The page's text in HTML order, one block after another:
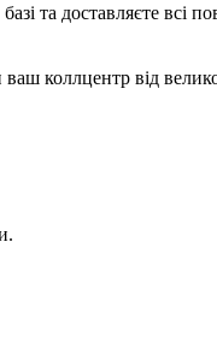
та доставляєте
коллцентр від